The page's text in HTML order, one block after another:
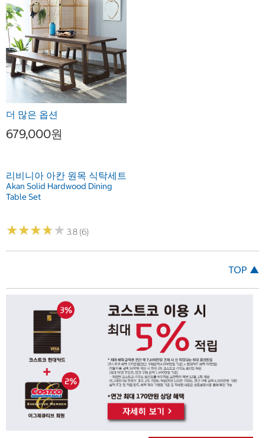
더 많은 옵션
679,000원
리비니아 아칸 원목 식탁세트
Akan Solid Hardwood Dining
Table Set
★★★★★
★★★★★ 3.8 (6)
TOP ▲